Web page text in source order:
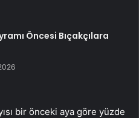
Öncesi Bıçakçılara
bir önceki aya göre yüzde